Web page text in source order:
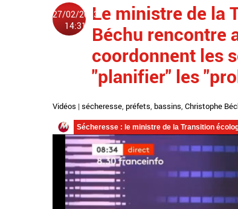
27/02/2023
14:31
Le ministre de la
Béchu rencontre
coordonnent les
"planifier" les
Vidéos | sécheresse, préfets, bassins, Christophe